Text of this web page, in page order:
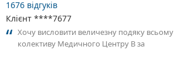
1676 відгуків
Клієнт ****7677
Хочу висловити величезну подяку всьому
колективу Медичного Центру В за